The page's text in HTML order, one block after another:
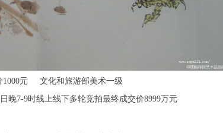
1000元 文化和旅游部美术一级
晚7-9时线上线下多轮竞拍最终成交价8999万元